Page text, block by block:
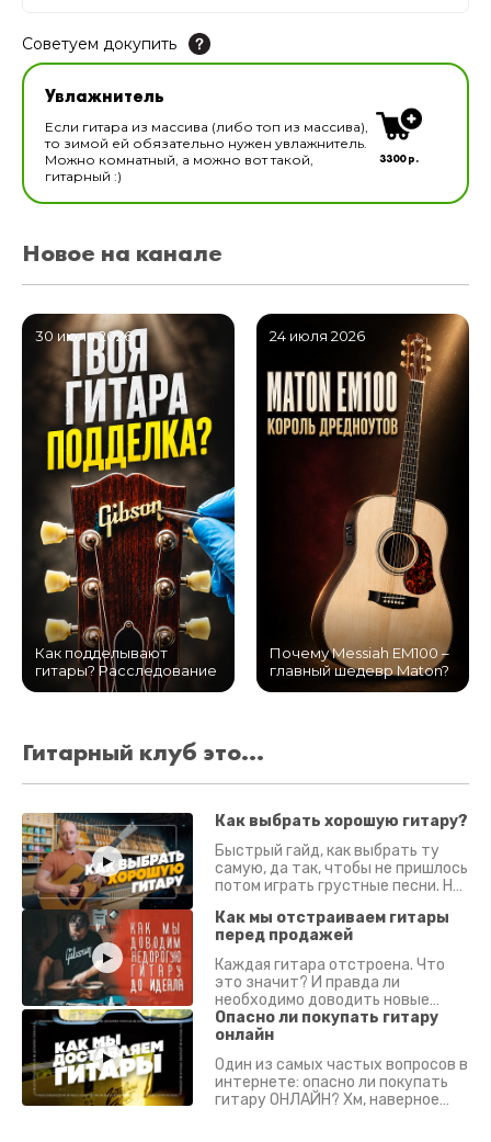
Советуем докупить
Увлажнитель для музыкальных инструментов
В наличии
Увлажнитель
Если гитара из массива (либо топ из массива),
то зимой ей обязательно нужен увлажнитель.
Можно комнатный, а можно вот такой,
гитарный :)
3300 р.
Новое на канале
30 июля 2026
Как подделывают
гитары? Расследование
24 июля 2026
Почему Messiah EM100 –
главный шедевр Maton?
Гитарный клуб это...
Как выбрать хорошую гитару?
Быстрый гайд, как выбрать ту
самую, да так, чтобы не пришлось
потом играть грустные песни. На
Как мы отстраиваем гитары
перед продажей
Каждая гитара отстроена. Что
это значит? И правда ли
необходимо доводить новые
гитары? Если кратко - да.
Подробно - в видео :)
Опасно ли покупать гитару
онлайн
Один из самых частых вопросов в
интернете: опасно ли покупать
гитару ОНЛАЙН? Хм, наверное